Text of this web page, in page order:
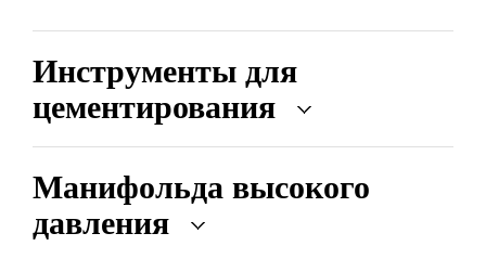
Инструменты для
цементирования
Манифольда высокого
давления